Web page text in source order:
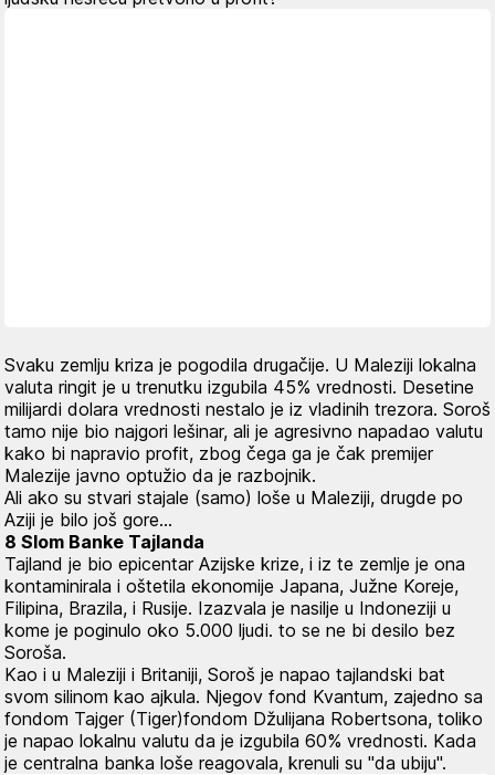
Svaku zemlju kriza je pogodila drugačije. U Maleziji lokalna
valuta ringit je u trenutku izgubila 45% vrednosti. Desetine
milijardi dolara vrednosti nestalo je iz vladinih trezora. Soroš
tamo nije bio najgori lešinar, ali je agresivno napadao valutu
kako bi napravio profit, zbog čega ga je čak premijer
Malezije javno optužio da je razbojnik.
Ali ako su stvari stajale (samo) loše u Maleziji, drugde po
Aziji je bilo još gore...
8 Slom Banke Tajlanda
Tajland je bio epicentar Azijske krize, i iz te zemlje je ona
kontaminirala i oštetila ekonomije Japana, Južne Koreje,
Filipina, Brazila, i Rusije. Izazvala je nasilje u Indoneziji u
kome je poginulo oko 5.000 ljudi. to se ne bi desilo bez
Soroša.
Kao i u Maleziji i Britaniji, Soroš je napao tajlandski bat
svom silinom kao ajkula. Njegov fond Kvantum, zajedno sa
fondom Tajger (Tiger)fondom Džulijana Robertsona, toliko
je napao lokalnu valutu da je izgubila 60% vrednosti. Kada
je centralna banka loše reagovala, krenuli su "da ubiju".